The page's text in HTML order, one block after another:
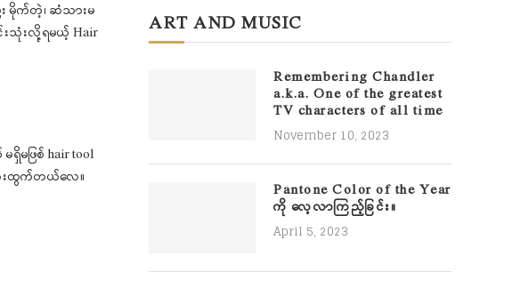
း မိုက်တဲ့၊ ဆံသားမ
းသုံးလို့ရမယ့် Hair
မဖြစ် hair tool
ေးထွက်တယ်လေ။
ART AND MUSIC
Remembering Chandler
a.k.a. One of the greatest
TV characters of all time
November 10, 2023
Pantone Color of the Year
ကို လေ့လာကြည့်ခြင်း။
April 5, 2023